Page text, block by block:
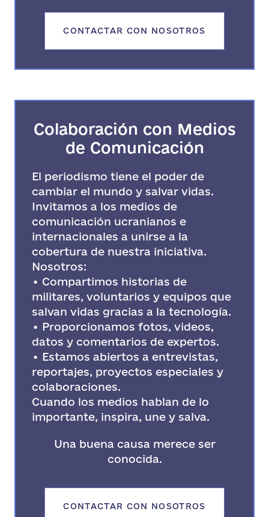
CONTACTAR CON NOSOTROS
Colaboración con Medios
de Comunicación
El periodismo tiene el poder de
cambiar el mundo y salvar vidas.
Invitamos a los medios de
comunicación ucranianos e
internacionales a unirse a la
cobertura de nuestra iniciativa.
Nosotros:
• Compartimos historias de
militares, voluntarios y equipos que
salvan vidas gracias a la tecnología.
• Proporcionamos fotos, videos,
datos y comentarios de expertos.
• Estamos abiertos a entrevistas,
reportajes, proyectos especiales y
colaboraciones.
Cuando los medios hablan de lo
importante, inspira, une y salva.
Una buena causa merece ser
conocida.
CONTACTAR CON NOSOTROS